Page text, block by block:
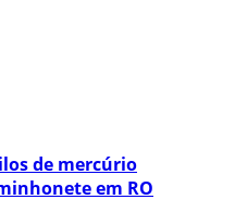
de mercúrio
em RO